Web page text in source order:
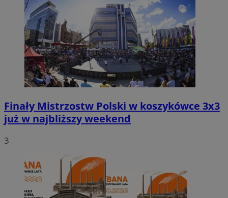
Finały Mistrzostw Polski w koszykówce 3x3
już w najbliższy weekend
3